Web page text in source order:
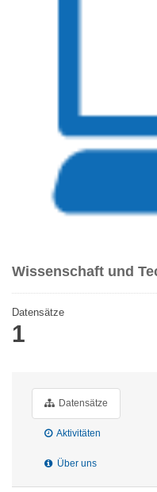
Wissenschaft und
Datensätze
1
Datensätze
Aktivitäten
Über uns